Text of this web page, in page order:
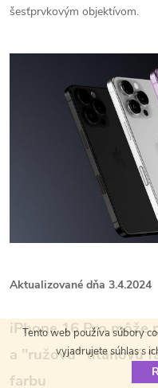
Tento web používa súbory
vyjadrujete súhlas s
šesťprvkovým objektívom.
Aktualizované dňa 3.4.2024
iPhone 16 Pro môže
a "ružovú" titánovú
farbu